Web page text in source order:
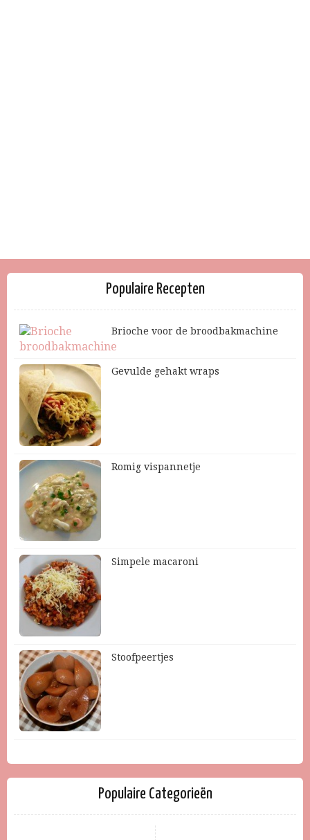
Populaire Recepten
Brioche voor de broodbakmachine
Gevulde gehakt wraps
Romig vispannetje
Simpele macaroni
Stoofpeertjes
Populaire Categorieën